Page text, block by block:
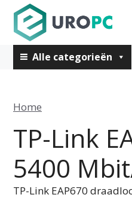
inhoud Alle categorieën
Home
TP-Link
5400
TP-Link EAP670